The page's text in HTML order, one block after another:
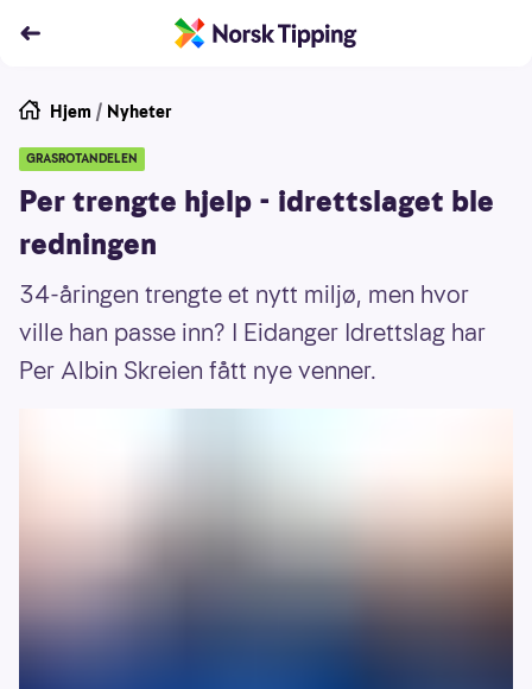
Hjem / Nyheter
GRASROTANDELEN
Per trengte hjelp - idrettslaget ble
redningen
34-åringen trengte et nytt miljø, men hvor
ville han passe inn? I Eidanger Idrettslag har
Per Albin Skreien fått nye venner.